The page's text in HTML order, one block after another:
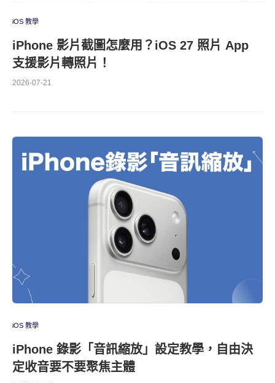
iOS 教學
iPhone 影片截圖怎麼用？iOS 27 照片 App
支援影片轉照片！
2026-07-21
iOS 教學
iPhone 錄影「音訊縮放」設定教學，自由決
定收音要不要聚焦主體